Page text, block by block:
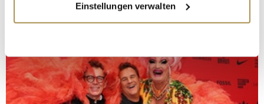
Informationen über Ihre geografische Lage
erfassen, welche bis auf einige Meter genau sein
bestimmten Merkmalen (Fingerprinting) identifizieren
Erfahren Sie mehr darüber, wie Ihre persönlichen Daten
verarbeitet werden, und legen Sie Ihre Präferenzen im
Einstellungen verwalten